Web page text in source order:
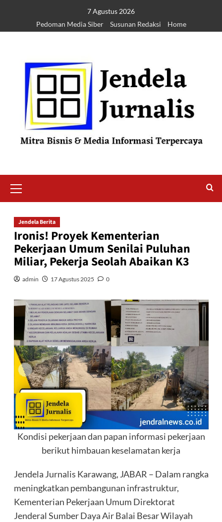
7 Agustus 2026
Pedoman Media Siber
Susunan Redaksi Home
Jendela Berita
Ironis! Proyek Kementerian
Pekerjaan Umum Senilai Puluhan
Miliar, Pekerja Seolah Abaikan K3
admin 17 Agustus 2025 0
Kondisi pekerjaan dan papan informasi pekerjaan
berikut himbauan keselamatan kerja
Jendela Jurnalis Karawang, JABAR – Dalam rangka
meningkatkan pembangunan infrastruktur,
Kementerian Pekerjaan Umum Direktorat
Jenderal Sumber Daya Air Balai Besar Wilayah